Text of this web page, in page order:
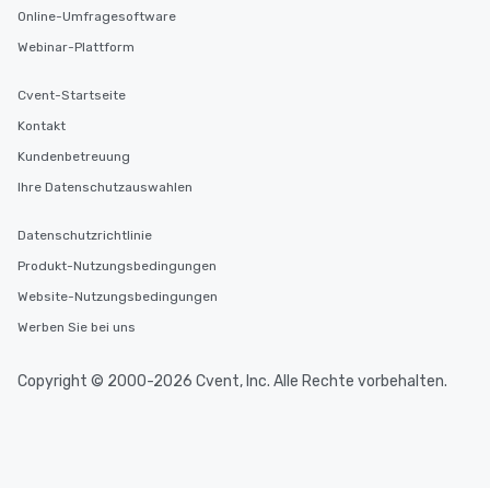
Online-Umfragesoftware
Webinar-Plattform
Cvent-Startseite
Kontakt
Kundenbetreuung
Ihre Datenschutzauswahlen
Datenschutzrichtlinie
Produkt-Nutzungsbedingungen
Website-Nutzungsbedingungen
Werben Sie bei uns
Copyright © 2000-2026 Cvent, Inc. Alle Rechte vorbehalten.